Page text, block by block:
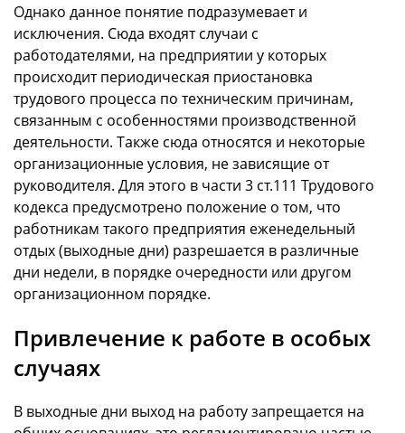
Однако данное понятие подразумевает и
исключения. Сюда входят случаи с
работодателями, на предприятии у которых
происходит периодическая приостановка
трудового процесса по техническим причинам,
связанным с особенностями производственной
деятельности. Также сюда относятся и некоторые
организационные условия, не зависящие от
руководителя. Для этого в части 3 ст.111 Трудового
кодекса предусмотрено положение о том, что
работникам такого предприятия еженедельный
отдых (выходные дни) разрешается в различные
дни недели, в порядке очередности или другом
организационном порядке.
Привлечение к работе в особых
случаях
В выходные дни выход на работу запрещается на